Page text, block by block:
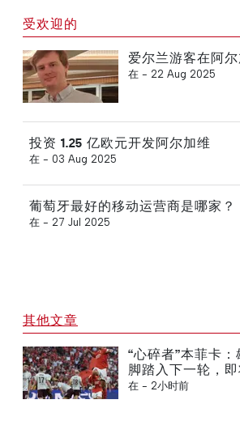
受欢迎的
爱尔兰游客在阿
在 - 22 Aug 2025
投资 1.25 亿欧元开发阿尔加维
在 - 03 Aug 2025
葡萄牙最好的移动运营商是哪家？
在 - 27 Jul 2025
其他文章
“心碎者”本菲卡
脚踏入下一轮，
在 - 2小时前